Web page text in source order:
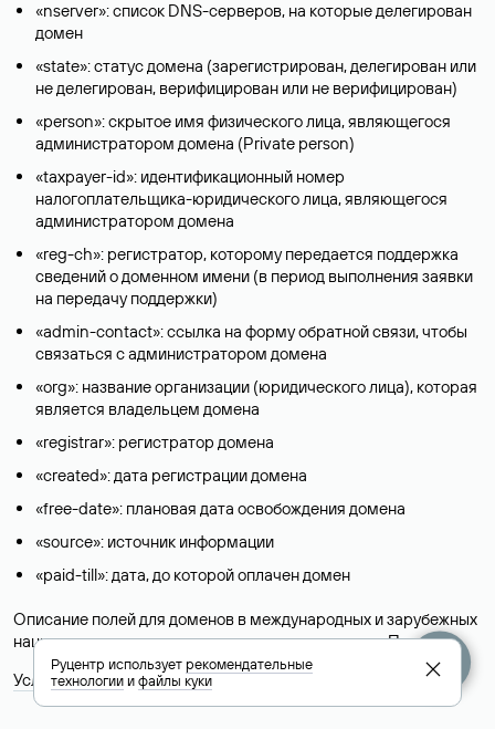
«nserver»: список DNS-серверов, на которые делегирован
домен
«state»: статус домена (зарегистрирован, делегирован или
не делегирован, верифицирован или не верифицирован)
«person»: скрытое имя физического лица, являющегося
администратором домена (Privatе person)
«taxpayer-id»: идентификационный номер
налогоплательщика-юридического лица, являющегося
администратором домена
«reg-ch»: регистратор, которому передается поддержка
сведений о доменном имени (в период выполнения заявки
на передачу поддержки)
«admin-contact»: ссылка на форму обратной связи, чтобы
связаться с администратором домена
«org»: название организации (юридического лица), которая
является владельцем домена
«registrar»: регистратор домена
«created»: дата регистрации домена
«free-date»: плановая дата освобождения домена
«source»: источник информации
«paid-till»: дата, до которой оплачен домен
Описание полей для доменов в международных и зарубежных
национальных доменах представлены в разделе «Помощь».
Условия использования Whois-сервиса
Руцентр используетрекомендательные
технологииифайлы куки